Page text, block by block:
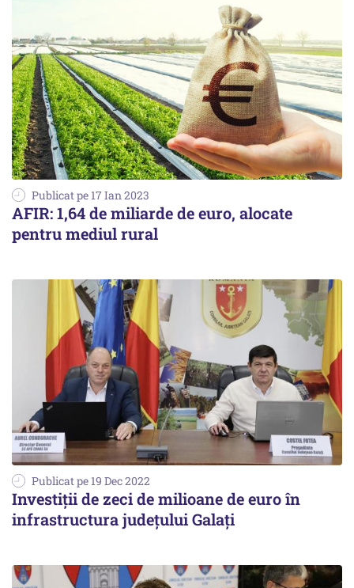
Publicat pe 17 Ian 2023
AFIR: 1,64 de miliarde de euro, alocate
pentru mediul rural
Publicat pe 19 Dec 2022
Investiții de zeci de milioane de euro în
infrastructura județului Galați